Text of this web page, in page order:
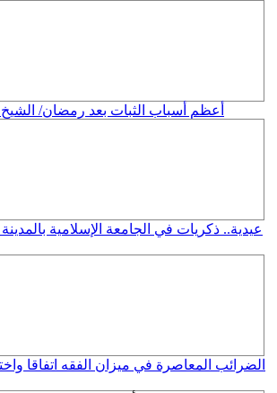
أعظم أسباب الثبات بعد رمضان/
عيدية.. ذكريات في الجامعة الإسلامية
الضرائب المعاصرة في ميزان الفقه اتفاقا